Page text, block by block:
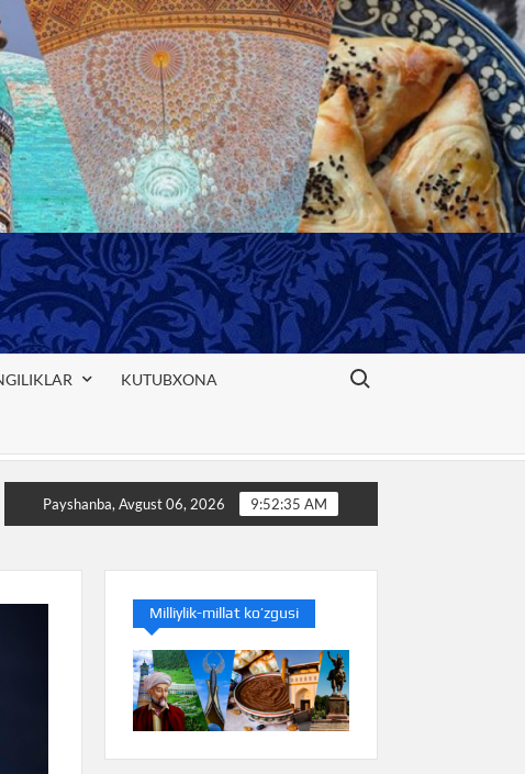
KUTUBXONA
Search for:
Baliq nimani anglatishini bilasizmi
Payshanba, Avgust 06, 2026 9:52:36 AM
Milliylik-millat ko’zgusi